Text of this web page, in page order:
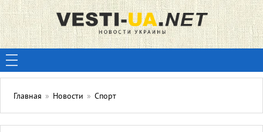
Главная » Новости » Спорт